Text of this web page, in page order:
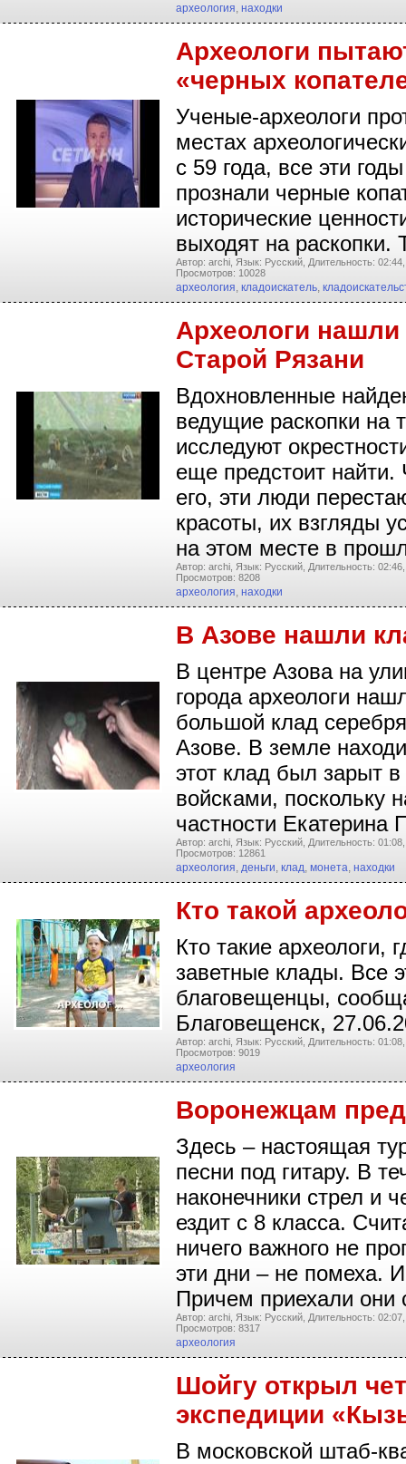
археология, находки
Археологи
«черных
Ученые-археологи
местах
с 59 года, все эти
прознали черные
исторические
выходят на
Автор: archi, Язык: Русский, Длительность: 02:44,
Просмотров: 10028
археология, кладоискатель,
Археологи
Старой Рязани
Вдохновленные
ведущие раскопки на
исследуют
еще предстоит найти.
его, эти люди
красоты, их взгляды
на этом месте в
Автор: archi, Язык: Русский, Длительность: 02:46,
Просмотров: 8208
археология, находки
В Азове нашли
В центре Азова на
города археологи
большой клад
Азове. В земле
этот клад был зарыт
войсками, поскольку
частности
Автор: archi, Язык: Русский, Длительность: 01:08,
Просмотров: 12861
археология, деньги, клад, монета, находки
Кто такой
Кто такие археологи,
заветные клады. Все
благовещенцы,
Благовещенск,
Автор: archi, Язык: Русский, Длительность: 01:08,
Просмотров: 9019
археология
Воронежцам
Здесь – настоящая
песни под гитару. В
наконечники стрел и
ездит с 8 класса.
ничего важного не
эти дни – не помеха.
Причем приехали
Автор: archi, Язык: Русский, Длительность: 02:07,
Просмотров: 8317
археология
Шойгу открыл
экспедиции
В московской штаб-